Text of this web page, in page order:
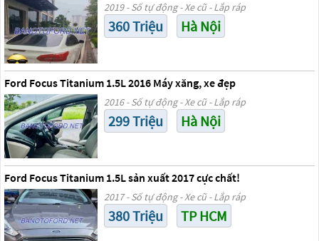
2019 - Số tự động - Xe cũ - Lắp ráp
360 Triệu Hà Nội
Ford Focus Titanium 1.5L 2016 Máy xăng, xe đẹp
2016 - Số tự động - Xe cũ - Lắp ráp
299 Triệu Hà Nội
Ford Focus Titanium 1.5L sản xuất 2017 cực chất!
2017 - Số tự động - Xe cũ - Lắp ráp
380 Triệu TP HCM